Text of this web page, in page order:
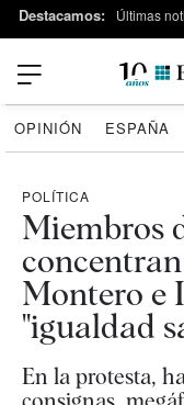
Destacamos: Últimas
OPINIÓN ESPAÑA
POLÍTICA
Miembros
Montero e
"igualdad
En la protesta,